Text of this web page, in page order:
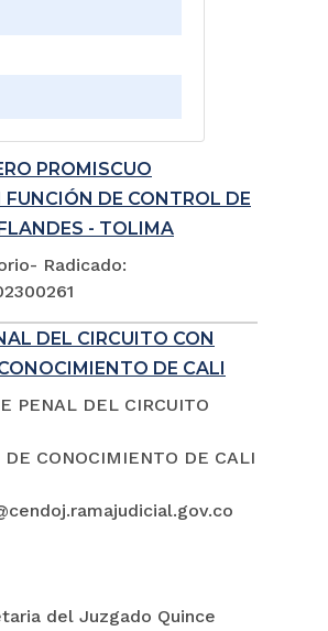
PROMISCUO
DE CONTROL DE
- TOLIMA
Radicado:
DEL CIRCUITO CON
DE CALI
PENAL DEL CIRCUITO
DE CONOCIMIENTO DE CALI
del Juzgado Quince